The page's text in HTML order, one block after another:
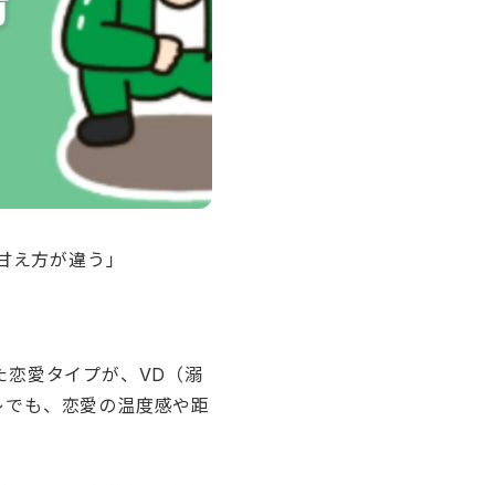
方が違う」
恋愛タイプが、VD（溺
も、恋愛の温度感や距